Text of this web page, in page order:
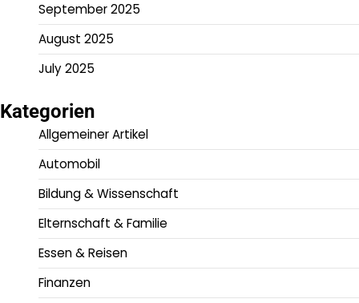
September 2025
August 2025
July 2025
Kategorien
Allgemeiner Artikel
Automobil
Bildung & Wissenschaft
Elternschaft & Familie
Essen & Reisen
Finanzen